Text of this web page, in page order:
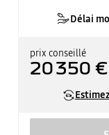
Délai
prix conseillé
20 350 €